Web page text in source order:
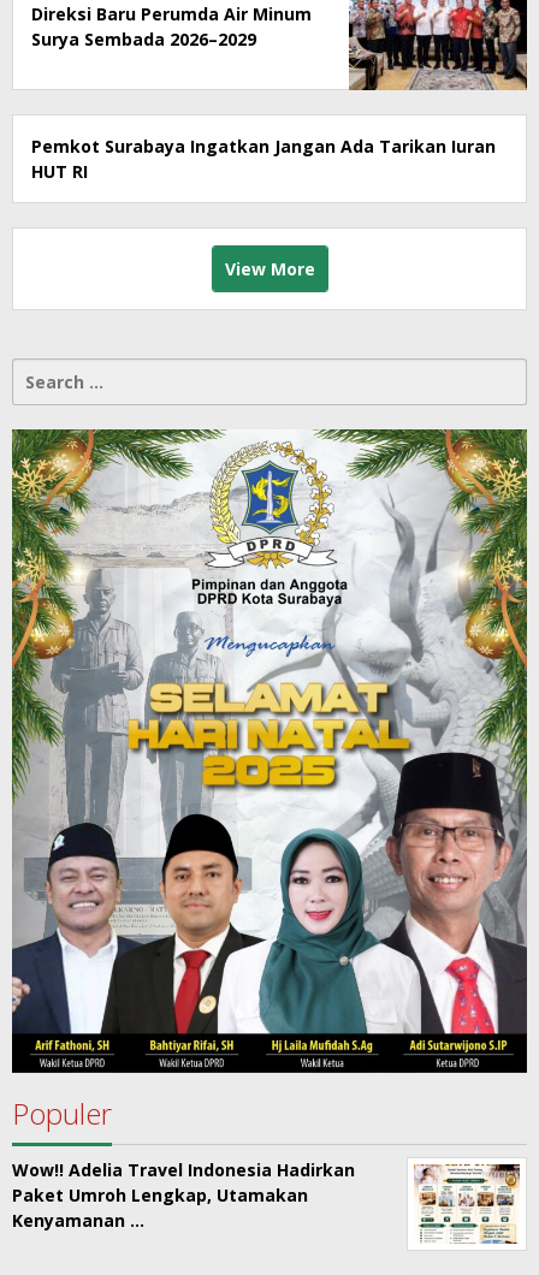
Direksi Baru Perumda Air Minum
Surya Sembada 2026–2029
Pemkot Surabaya Ingatkan Jangan Ada Tarikan Iuran
HUT RI
View More
Search
Populer
Wow!! Adelia Travel Indonesia Hadirkan
Paket Umroh Lengkap, Utamakan
Kenyamanan …